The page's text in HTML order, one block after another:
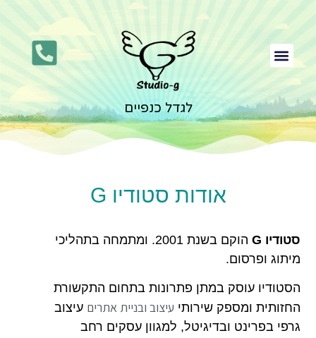
לגדל כנפיים
אודות סטודיו G
סטודיו G
הוקם בשנת 2001. ומתמחה בתהליכי
מיתוג ופרסום.
הסטודיו עוסק במתן פתרונות בתחום התקשורת
החזותית ומספק שירותי עיצוב ובניית אתרים עיצוב
גרפי בפרינט ובדיגיטל, למגוון עסקים רחב